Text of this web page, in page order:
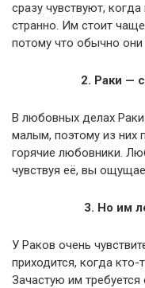
сразу чувствуют,
странно. Им стоит
потому что обычно они
2. Раки —
В любовных делах
малым, поэтому из них
горячие любовники.
чувствуя её, вы
3. Но им
У Раков очень
приходится, когда кто-
Зачастую им